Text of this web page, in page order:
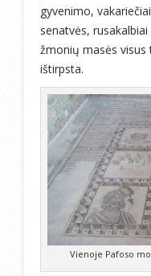
gyvenimo,
senatvės,
žmonių masės
ištirpsta.
Vienoje Pafoso